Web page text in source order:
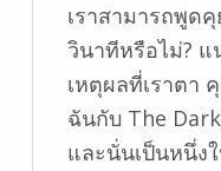
เราสามารถพูด
วินาทีหรือไม่? แ
เหตุผลที่เราตา
ฉันกับ The
และนั่นเป็นหนึ่ง